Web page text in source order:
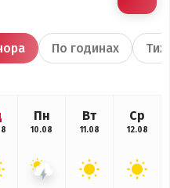
По годинах
Пн
10.08
Вт
11.08
Ср
12.08